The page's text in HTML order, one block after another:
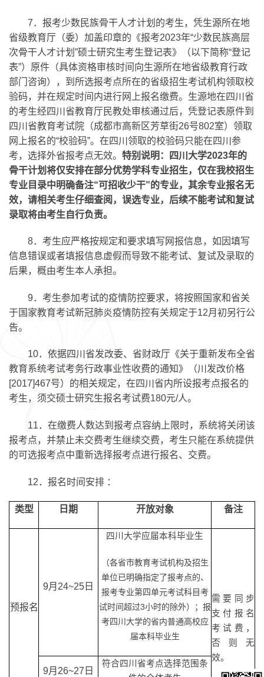
7．报考少数民族骨干人才计划的考生，凭生源所在地
省级教育厅（委）加盖印章的《报考2023年“少数民族高层
次骨干人才计划”硕士研究生考生登记表》（以下简称“登记
表”）原件（具体资格审核时间向生源所在地省级教育行政
部门咨询），到所选报考点所在的省级招生考试机构领取校
验码，并在规定时间内进行网上报名缴费。生源地在四川省
的考生经四川省教育厅民教处审核通过后，凭登记表原件到
四川省教育考试院（成都市高新区芳草街26号802室）领取
网上报名的“校验码”。在四川领取的校验码只能在四川参
考，选择外省报考点无效。 特别说明：
四川大学2023年的
骨干计划将仅安排在部分优势学科专业招生，仅在我校招生
专业目录中明确备注“可招收少干”的专业，其余专业报名无
效，请相关考生仔细查阅，误选专业，后续不能考试和复试
录取将由考生自行负责。
8．考生应严格按规定和要求填写网报信息，如因填写
信息错误或者填报信息虚假而导致不能考试、复试及录取的
后果，概由考生本人承担。
9．考生参加考试的疫情防控要求，将按照国家和省关
于国家教育考试新冠肺炎疫情防控有关规定于12月初另行公
告。
10．依据四川省发改委、省财政厅《关于重新发布全省
教育系统考试考务行政事业性收费的通知》（川发改价格
[2017]467号）的相关规定，在四川省内所设报考点报名的
考生，须交硕士研究生报名考试费180元/人。
11．在缴费人数达到报考点容纳上限时，系统将关闭该
报考点，并禁止未交费考生继续交费，考生只能在系统提供
的可选报考点中重新选择报考点进行报名、交费。
12．报名时间安排 ：
类型 日期 开放对象 备注
预报名
9月24~25日
四川大学应届本科毕业生
（各省市教育考试机构及招生
单位已明确指定了报考点的、
报考专业第四单元考试科目考
试时间超过3小时的除外）；报
考四川大学的省内普通高校应
届本科毕业生
需要同步
支付报名
考试费，
否则无
效。
9月26~27日
符合四川省考点选择范围条